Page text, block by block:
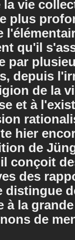
vie
plus
qu'il
par
depuis
de la
et à
hier
de
conçoit
des
distingue
à la
de